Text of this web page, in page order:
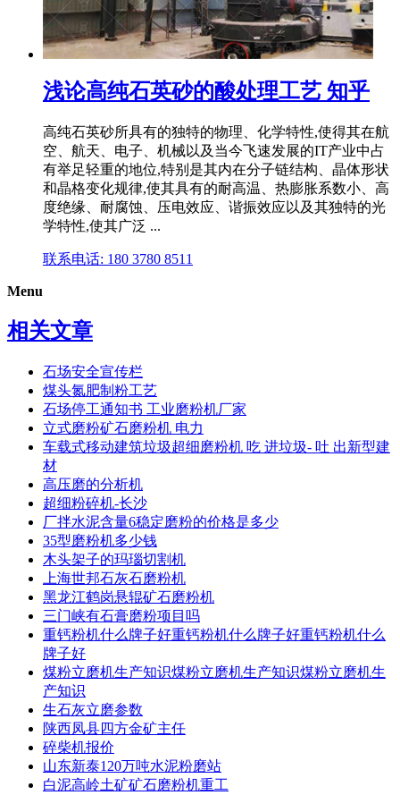
浅论高纯石英砂的酸处理工艺 知乎
高纯石英砂所具有的独特的物理、化学特性,使得其在航
空、航天、电子、机械以及当今飞速发展的IT产业中占
有举足轻重的地位,特别是其内在分子链结构、晶体形状
和晶格变化规律,使其具有的耐高温、热膨胀系数小、高
度绝缘、耐腐蚀、压电效应、谐振效应以及其独特的光
学特性,使其广泛 ...
联系电话: 180 3780 8511
Menu
相关文章
石场安全宣传栏
煤头氮肥制粉工艺
石场停工通知书 工业磨粉机厂家
立式磨粉矿石磨粉机 电力
车载式移动建筑垃圾超细磨粉机 吃 进垃圾- 吐 出新型建
材
高压磨的分析机
超细粉碎机-长沙
厂拌水泥含量6稳定磨粉的价格是多少
35型磨粉机多少钱
木头架子的玛瑙切割机
上海世邦石灰石磨粉机
黑龙江鹤岗悬辊矿石磨粉机
三门峡有石膏磨粉项目吗
重钙粉机什么牌子好重钙粉机什么牌子好重钙粉机什么
牌子好
煤粉立磨机生产知识煤粉立磨机生产知识煤粉立磨机生
产知识
生石灰立磨参数
陕西凤县四方金矿主任
碎柴机报价
山东新泰120万吨水泥粉磨站
白泥高岭土矿矿石磨粉机重工